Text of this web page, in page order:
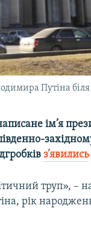
Путіна біля
ім’я
з’явились
труп», –
рік